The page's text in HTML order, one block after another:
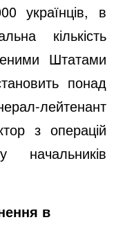
українців, в
кількість
Штатами
понад
лейтенант
з операцій
начальників
в